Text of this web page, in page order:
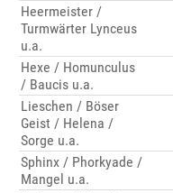
Heermeister /
Turmwärter Lynceus
u.a.
Hexe / Homunculus
/ Baucis u.a.
Lieschen / Böser
Geist / Helena /
Sorge u.a.
Sphinx / Phorkyade /
Mangel u.a.